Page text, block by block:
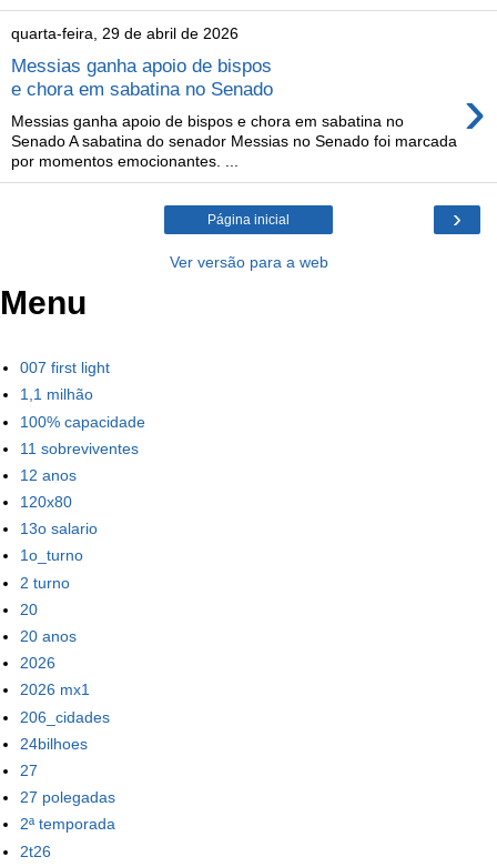
quarta-feira, 29 de abril de 2026
Messias ganha apoio de bispos
e chora em sabatina no Senado
›
Messias ganha apoio de bispos e chora em sabatina no
Senado A sabatina do senador Messias no Senado foi marcada
por momentos emocionantes. ...
›
Página inicial
Ver versão para a web
Menu
007 first light
1,1 milhão
100% capacidade
11 sobreviventes
12 anos
120x80
13o salario
1o_turno
2 turno
20
20 anos
2026
2026 mx1
206_cidades
24bilhoes
27
27 polegadas
2ª temporada
2t26